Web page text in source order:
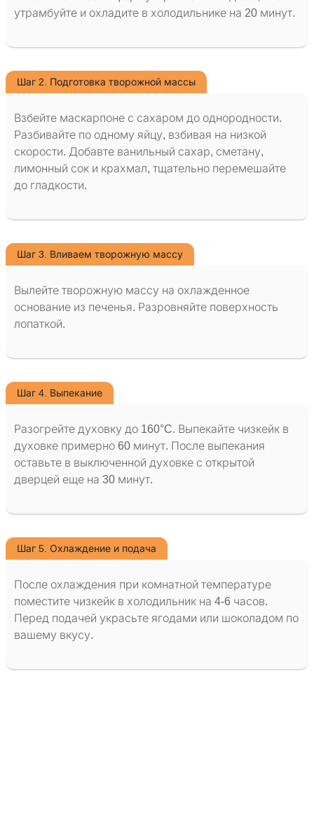
утрамбуйте и охладите в холодильнике на 20 минут.
Шаг 2. Подготовка творожной массы
Взбейте маскарпоне с сахаром до однородности.
Разбивайте по одному яйцу, взбивая на низкой
скорости. Добавте ванильный сахар, сметану,
лимонный сок и крахмал, тщательно перемешайте
до гладкости.
Шаг 3. Вливаем творожную массу
Вылейте творожную массу на охлажденное
основание из печенья. Разровняйте поверхность
лопаткой.
Шаг 4. Выпекание
Разогрейте духовку до 160°C. Выпекайте чизкейк в
духовке примерно 60 минут. После выпекания
оставьте в выключенной духовке с открытой
дверцей еще на 30 минут.
Шаг 5. Охлаждение и подача
После охлаждения при комнатной температуре
поместите чизкейк в холодильник на 4-6 часов.
Перед подачей украсьте ягодами или шоколадом по
вашему вкусу.